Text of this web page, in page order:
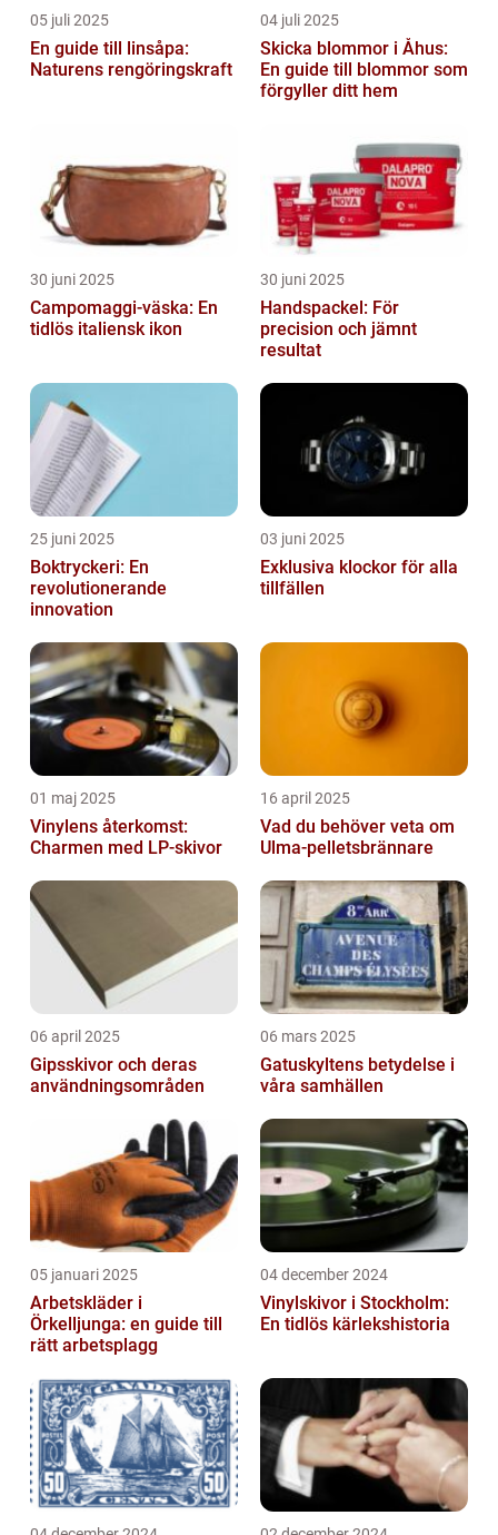
05 juli 2025
En guide till linsåpa:
Naturens rengöringskraft
04 juli 2025
Skicka blommor i Åhus:
En guide till blommor som
förgyller ditt hem
30 juni 2025
Campomaggi-väska: En
tidlös italiensk ikon
30 juni 2025
Handspackel: För
precision och jämnt
resultat
25 juni 2025
Boktryckeri: En
revolutionerande
innovation
03 juni 2025
Exklusiva klockor för alla
tillfällen
01 maj 2025
Vinylens återkomst:
Charmen med LP-skivor
16 april 2025
Vad du behöver veta om
Ulma-pelletsbrännare
06 april 2025
Gipsskivor och deras
användningsområden
06 mars 2025
Gatuskyltens betydelse i
våra samhällen
05 januari 2025
Arbetskläder i
Örkelljunga: en guide till
rätt arbetsplagg
04 december 2024
Vinylskivor i Stockholm:
En tidlös kärlekshistoria